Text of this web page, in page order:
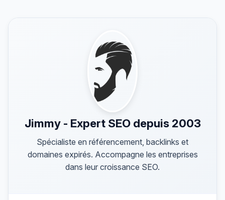
Jimmy - Expert SEO depuis 2003
Spécialiste en référencement, backlinks et
domaines expirés. Accompagne les entreprises
dans leur croissance SEO.